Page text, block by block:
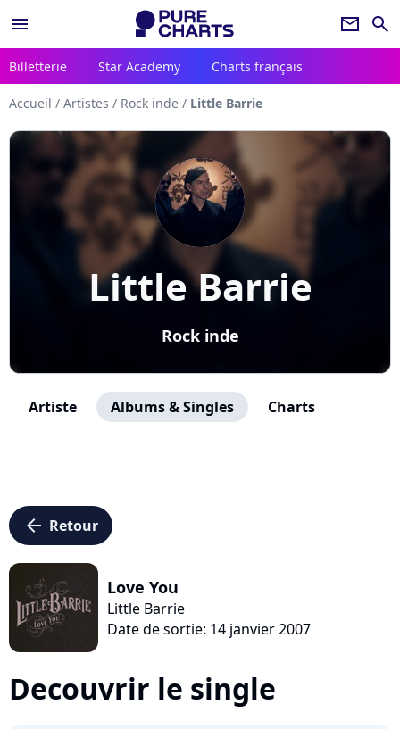
menu newsletter search
Billetterie Star Academy Charts français
Accueil / Artistes / Rock inde / Little Barrie
Little Barrie
Rock inde
Artiste Albums & Singles Charts
arrow_left Retour
Love You
Little Barrie
Date de sortie: 14 janvier 2007
Decouvrir le single